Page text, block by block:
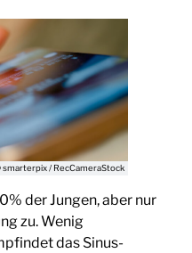
smarterpix / RecCameraStock
der Jungen, aber nur
zu. Wenig
das Sinus-